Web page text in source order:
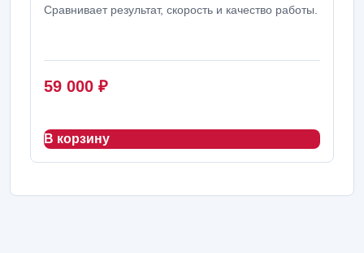
Сравнивает результат, скорость и качество работы.
59 000 ₽
В корзину